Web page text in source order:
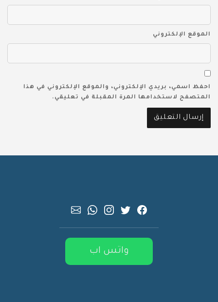
الموقع الإلكتروني
احفظ اسمي، بريدي الإلكتروني، والموقع الإلكتروني في هذا
المتصفح لاستخدامها المرة المقبلة في تعليقي.
واتس اب